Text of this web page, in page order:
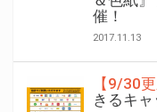
催！
2017.11.13
【9/30更
きるキ